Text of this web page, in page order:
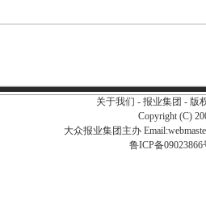
关于我们 - 报业集团 - 版
Copyright (C)
大众报业集团主办 Email:
鲁ICP备